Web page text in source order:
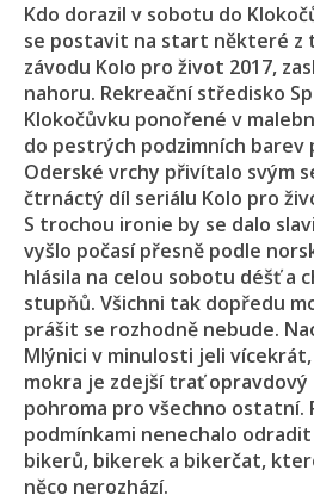
Kdo dorazil v sobotu do
se postavit na start některé z
závodu Kolo pro život 2017,
nahoru. Rekreační středisko
Klokočůvku ponořené v
do pestrých podzimních barev
Oderské vrchy přivítalo svým
čtrnáctý díl seriálu Kolo pro
S trochou ironie by se dalo
vyšlo počasí přesně podle
hlásila na celou sobotu déšť a
stupňů. Všichni tak dopředu
prášit se rozhodně nebude.
Mlýnici v minulosti jeli
mokra je zdejší trať opravdový
pohroma pro všechno ostatní.
podmínkami nenechalo
bikerů, bikerek a bikerčat,
něco nerozhází.